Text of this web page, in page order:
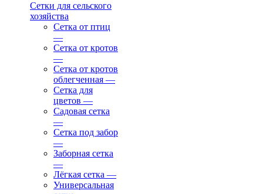
Сетки для сельского
хозяйства
Сетка от птиц
—
Сетка от кротов
—
Сетка от кротов
облегченная —
Сетка для
цветов —
Садовая сетка
—
Сетка под забор
—
Заборная сетка
—
Лёгкая сетка —
Универсальная